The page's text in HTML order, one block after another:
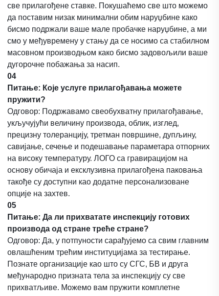
све прилагођене ставке. Покушаћемо све што можемо
да поставим низак минимални обим наруџбине како
бисмо подржали ваше мале пробачке наруџбине, а ми
смо у међувремену у стању да се носимо са стабилном
масовном производњом како бисмо задовољили ваше
дугорочне побажања за насип.
04
Питање: Које услуге прилагођавања можете
пружити?
Одговор: Подржавамо свеобухватну прилагођавање,
укључујући величину производа, облик, изглед,
прецизну толеранцију, третман површине, дупљину,
савијање, сечење и подешавање параметара отпорних
на високу температуру. ЛОГО са гравирацијом на
основу обичаја и ексклузивна прилагођена паковања
такође су доступни као додатне персонализоване
опције на захтев.
05
Питање: Да ли прихватате инспекцију готових
производа од стране треће стране?
Одговор: Да, у потпуности сарађујемо са свим главним
овлашћеним трећим институцијама за тестирање.
Познате организације као што су СГС, БВ и друга
међународно призната тела за инспекцију су све
прихватљиве. Можемо вам пружити комплетне